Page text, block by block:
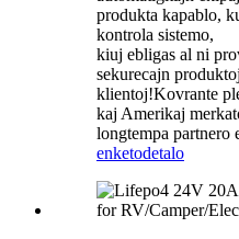
produkta kapablo,
kontrola sistemo,
kiuj ebligas al ni
sekurecajn
klientoj!Kovrante
kaj Amerikaj
longtempa partnero
enketodetalo